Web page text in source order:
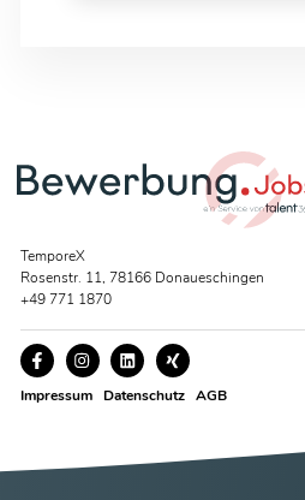
TemporeX
Rosenstr. 11, 78166 Donaueschingen
+49 771 1870
Impressum Datenschutz AGB